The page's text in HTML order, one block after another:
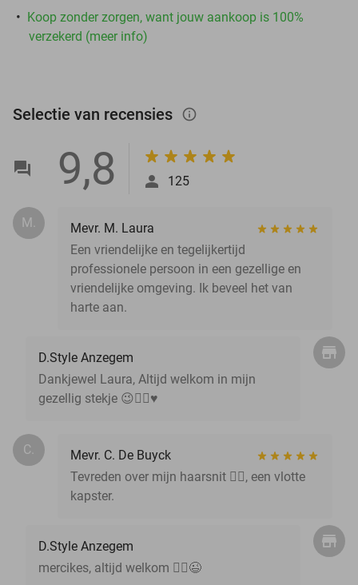
Koop zonder zorgen, want jouw aankoop is 100%
verzekerd (meer info)
Selectie van recensies info_outlined
9,8 125
M.
Mevr. M. Laura
Een vriendelijke en tegelijkertijd
professionele persoon in een gezellige en
vriendelijke omgeving. Ik beveel het van
harte aan.
D.Style Anzegem
Dankjewel Laura, Altijd welkom in mijn
gezellig stekje 😉💇‍♀️♥️
C.
Mevr. C. De Buyck
Tevreden over mijn haarsnit 👍🏻, een vlotte
kapster.
D.Style Anzegem
mercikes, altijd welkom 💇‍♀️😉